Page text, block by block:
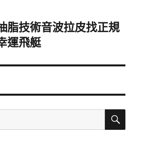
脂技術音波拉皮找正規
運飛艇
搜